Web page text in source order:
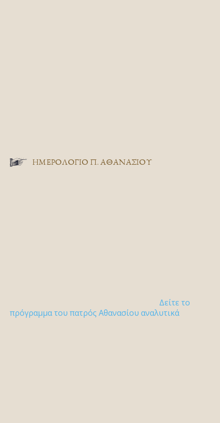
ΗΜΕΡΟΛΟΓΙΟ Π. ΑΘΑΝΑΣΙΟΥ
Δείτε το
πρόγραμμα του πατρός Αθανασίου αναλυτικά